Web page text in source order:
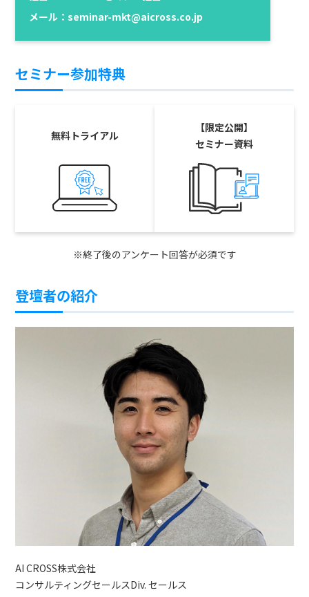
メール：seminar-mkt@aicross.co.jp
セミナー参加特典
無料トライアル
【限定公開】
セミナー資料
※終了後のアンケート回答が必須です
登壇者の紹介
AI CROSS株式会社
コンサルティングセールスDiv. セールス